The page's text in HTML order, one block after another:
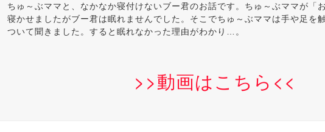
ちゅ～ぶママと、なかなか寝付けないブー君のお話です。ちゅ～ぶママが「
寝かせましたがブー君は眠れませんでした。そこでちゅ～ぶママは手や足を
ついて聞きました。すると眠れなかった理由がわかり…。
>>動画はこちら<<